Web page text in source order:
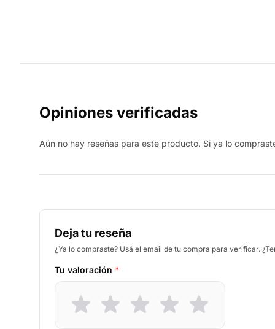
Opiniones verificadas
Aún no hay reseñas para este producto. Si ya lo
Deja tu reseña
¿Ya lo compraste? Usá el email de tu compra para verificar.
Tu valoración *